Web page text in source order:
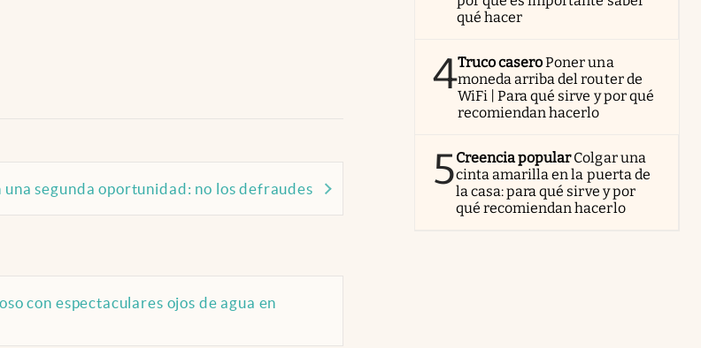
segunda oportunidad: no los defraudes
con espectaculares ojos de agua en
qué hacer
4Truco caseroPoner una
moneda arriba del router de
WiFi | Para qué sirve y por qué
recomiendan hacerlo
5Creencia popularColgar una
cinta amarilla en la puerta de
la casa: para qué sirve y por
qué recomiendan hacerlo